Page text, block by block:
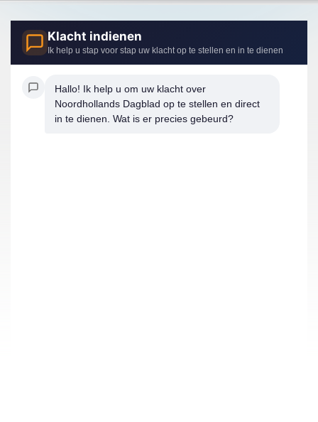
Klacht indienen
Ik help u stap voor stap uw klacht op te stellen en in te dienen
Hallo! Ik help u om uw klacht over
Noordhollands Dagblad op te stellen en direct
in te dienen. Wat is er precies gebeurd?